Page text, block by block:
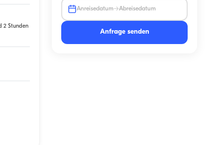
2 Stunden
Anreisedatum→Abreisedatum
Anfrage senden